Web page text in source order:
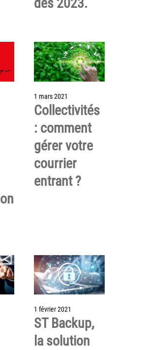
de documents
Informatique
périphériques d’impression
documents
d’impression (MPS)
dès 2023.
1 mars 2021
Collectivités
: comment
gérer votre
courrier
entrant ?
1 février 2021
ST Backup,
la solution